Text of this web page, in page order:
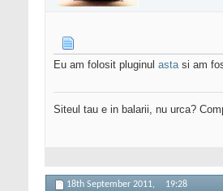
Eu am folosit pluginul astasi am
Siteul tau e in balarii, nu urca?
18th September 2011, 19:28